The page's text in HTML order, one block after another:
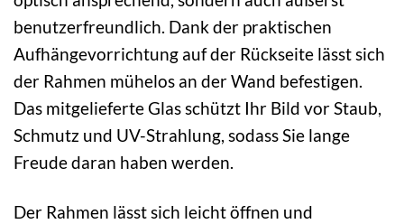
benutzerfreundlich. Dank der praktischen
Aufhängevorrichtung auf der Rückseite lässt sich
der Rahmen mühelos an der Wand befestigen.
Das mitgelieferte Glas schützt Ihr Bild vor Staub,
Schmutz und UV-Strahlung, sodass Sie lange
Freude daran haben werden.
Der Rahmen lässt sich leicht öffnen und